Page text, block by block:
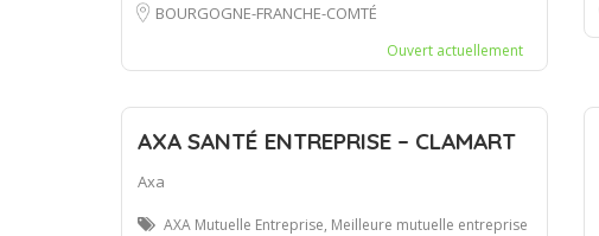
BOURGOGNE-FRANCHE-COMTÉ
Ouvert actuellement
AXA SANTÉ ENTREPRISE – CLAMART
Axa
AXA Mutuelle Entreprise, Meilleure mutuelle entreprise